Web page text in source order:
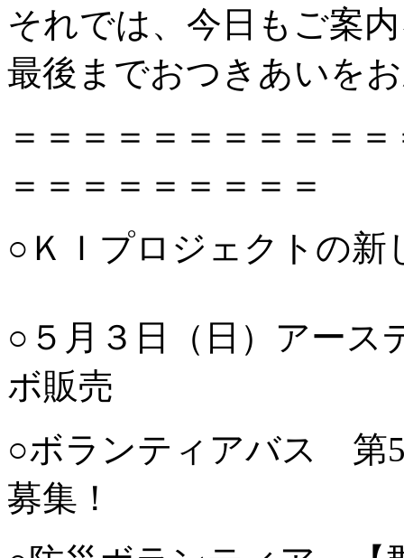
それでは、今日もご案
最後までおつきあいを
＝＝＝＝＝＝＝＝＝＝
＝＝＝＝＝＝＝＝＝
○ＫＩプロジェクトの新
○５月３日（日）アース
ボ販売
○ボランティアバス 第
募集！